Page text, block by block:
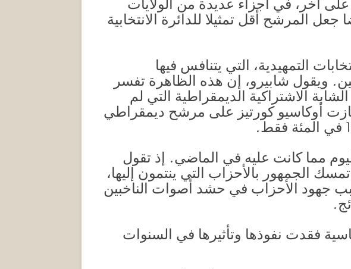
آخر، في أجزاء عديدة من الولايات
المرشح أقل تمثيلا للدائرة الانتخابية
التمهيدية، التي يتنافس فيها
ويقول شابيرو، إن هذه الظاهرة تفسر
في انتخابات 2018، وكانت حينها الشابة الاشتراكية الديمقراطية التي لم
فازت أوكاسيو كورتيز على مرشح ديمقراطي
مما كانت عليه في الماضي. إذ تقول
الجمهور بالأحزاب التي ينتمون إليها،
جهود الأحزاب في حشد أصوات الناخبين
فقدت نفوذها وتأثيرها في السنوات